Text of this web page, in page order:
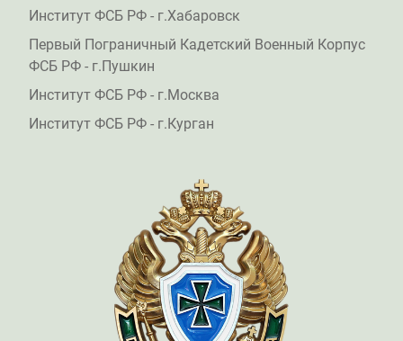
Институт ФСБ РФ - г.Хабаровск
Первый Пограничный Кадетский Военный Корпус
ФСБ РФ - г.Пушкин
Институт ФСБ РФ - г.Москва
Институт ФСБ РФ - г.Курган